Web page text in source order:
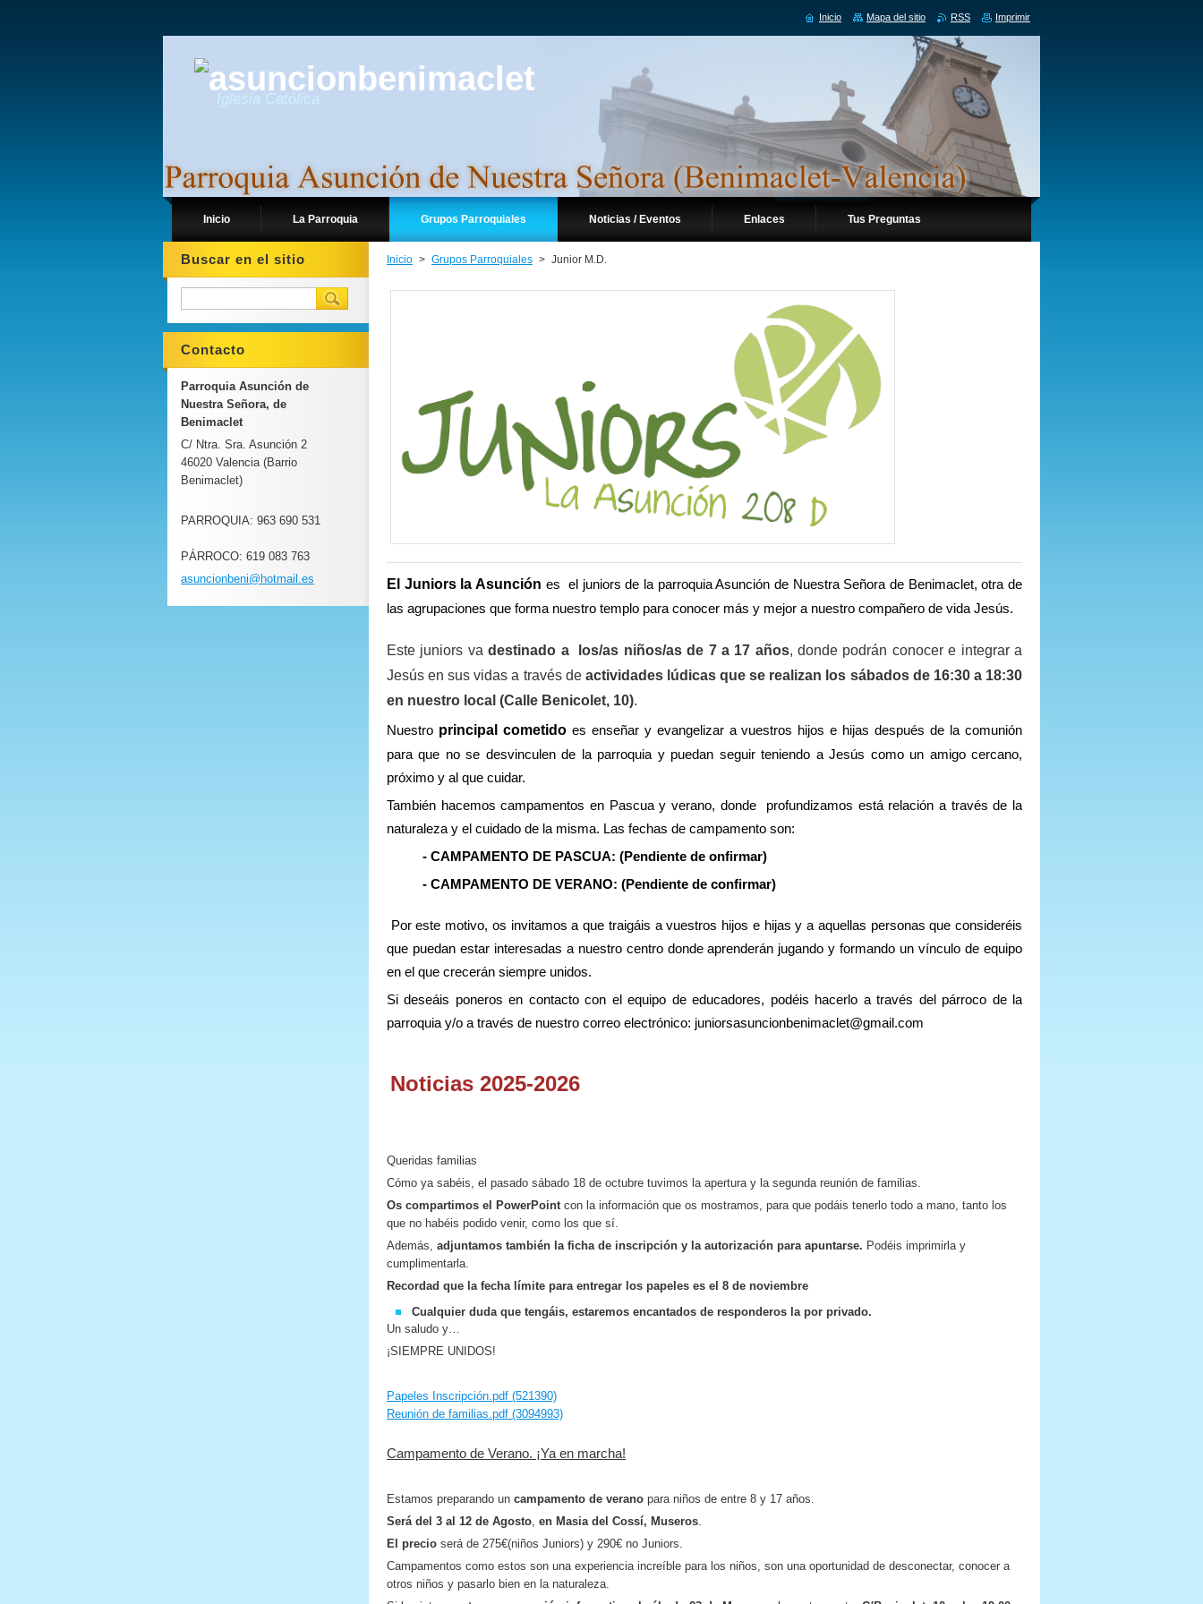
Iglesia Católica
Inicio La Parroquia Grupos Parroquiales Noticias / Eventos Enlaces Tus Preguntas
Inicio > Grupos Parroquiales > Junior M.D.
El Juniors la Asunción es el juniors de la parroquia Asunción de Nuestra Señora de Benimaclet, otra de
las agrupaciones que forma nuestro templo para conocer más y mejor a nuestro compañero de vida Jesús.
Este juniors vadestinado a los/as niños/as de 7 a 17 años, donde podrán conocer e integrar a
Jesús en sus vidas a través de actividades lúdicas que se realizan los sábados de 16:30 a 18:30
en nuestro local (Calle Benicolet, 10).
Nuestro principal cometidoes enseñar y evangelizar a vuestros hijos e hijas después de la comunión
para que no se desvinculen de la parroquia y puedan seguir teniendo a Jesús como un amigo cercano,
próximo y al que cuidar.
También hacemos campamentos en Pascua y verano, donde profundizamos está relación a través de la
naturaleza y el cuidado de la misma. Las fechas de campamento son:
- CAMPAMENTO DE PASCUA: (Pendiente de onfirmar)
- CAMPAMENTO DE VERANO: (Pendiente de confirmar)
Por este motivo, os invitamos a que traigáis a vuestros hijos e hijas y a aquellas personas que consideréis
que puedan estar interesadas a nuestro centro donde aprenderán jugando y formando un vínculo de equipo
en el que crecerán siempre unidos.
Si deseáis poneros en contacto con el equipo de educadores, podéis hacerlo a través del párroco de la
parroquia y/o a través de nuestro correo electrónico: juniorsasuncionbenimaclet@gmail.com
Noticias 2025-2026
Queridas familias
Cómo ya sabéis, el pasado sábado 18 de octubre tuvimos la apertura y la segunda reunión de familias.
Os compartimos el PowerPointcon la información que os mostramos, para que podáis tenerlo todo a mano, tanto los
que no habéis podido venir, como los que sí.
Además, adjuntamos también la ficha de inscripción y la autorización para apuntarse. Podéis imprimirla y
cumplimentarla.
Recordad que la fecha límite para entregar los papeles es el 8 de noviembre
Cualquier duda que tengáis, estaremos encantados de responderos la por privado.
Un saludo y…
¡SIEMPRE UNIDOS!
Papeles Inscripción.pdf (521390)
Reunión de familias.pdf (3094993)
Campamento de Verano. ¡Ya en marcha!
Estamos preparando un campamento de verano para niños de entre 8 y 17 años.
Será del 3 al 12 de Agosto, en Masia del Cossí, Museros.
El precio será de 275€(niños Juniors) y 290€ no Juniors.
Campamentos como estos son una experiencia increíble para los niños, son una oportunidad de desconectar, conocer a
otros niños y pasarlo bien en la naturaleza.
Buscar en el sitio
Contacto
Parroquia Asunción de
Nuestra Señora, de
Benimaclet
C/ Ntra. Sra. Asunción 2
46020 Valencia (Barrio
Benimaclet)
PARROQUIA: 963 690 531
PÁRROCO: 619 083 763
asuncionbeni@hotmail.es
Inicio Mapa del sitio RSS Imprimir